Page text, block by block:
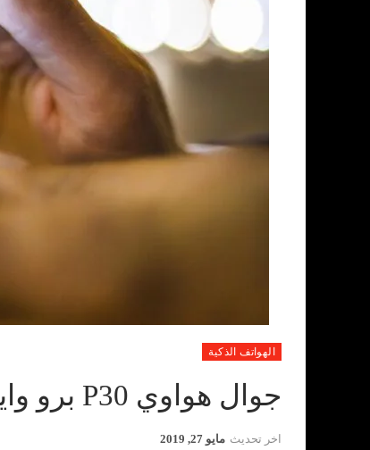
الهواتف الذكية
جوال هواوي P30 برو وايفون XS ماكس
اخر تحديث مايو 27, 2019